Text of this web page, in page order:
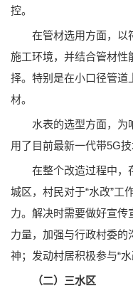
控。
在管材选用方面，以
施工环境，并结合管材性
择。特别是在小口径管道
材。
水表的选型方面，为
用了目前最新一代带5G
在整个改造过程中，
城区，村民对于“水改”工
力。解决时需要做好宣
力量，加强与行政村委
神；发动村居积极参与“水
（二）三水区